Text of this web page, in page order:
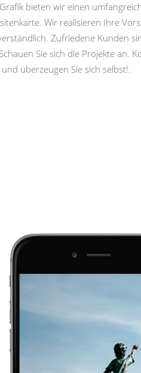
bieten wir einen
Wir realisieren Ihre
Zufriedene Kunden
Sie sich die Projekte an.
überzeugen Sie sich selbst!.